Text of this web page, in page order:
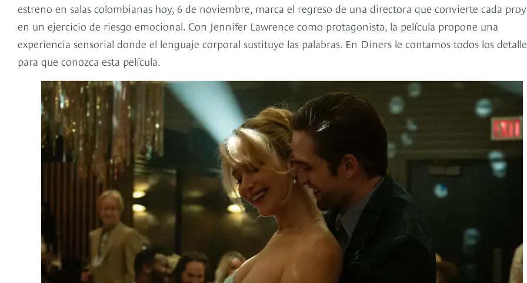
estreno en salas colombianas hoy, 6 de noviembre, marca el regreso de una directora que convierte cada
en un ejercicio de riesgo emocional. Con Jennifer Lawrence como protagonista, la película propone una
experiencia sensorial donde el lenguaje corporal sustituye las palabras. En Diners le contamos todos los
para que conozca esta película.